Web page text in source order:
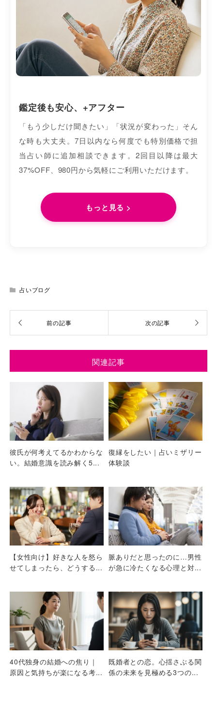
鑑定後も安心、+アフター
「もう少しだけ聞きたい」「状況が変わった」そん
な時も大丈夫。7日以内なら何度でも特別価格で担
当占い師に追加相談できます。2回目以降は最大
37%OFF、980円から気軽にご利用いただけます。
もっと見る >
占いブログ
関連記事
彼氏が何考えてるかわからな
い。結婚意識を読み解く5...
復縁をしたい｜占いミザリー
体験談
【女性向け】好きな人を怒ら
せてしまったら、どうする...
脈ありだと思ったのに…男性
が急に冷たくなる心理と対...
40代独身の結婚への焦り｜
原因と気持ちが楽になる考...
既婚者との恋。心揺さぶる関
係の未来を見極める3つの...